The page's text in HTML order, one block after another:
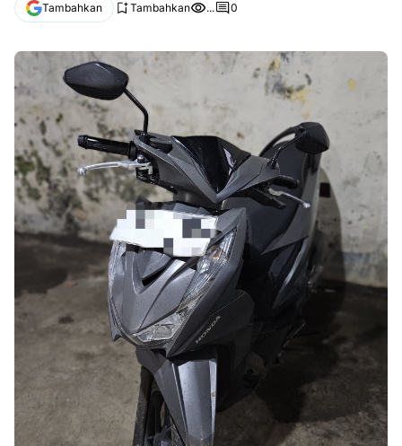
Tambahkan Tambahkan ... 0